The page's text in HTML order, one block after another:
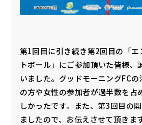
第1回目に引き続き第2回目の「エ
トボール」にご参加頂いた皆様、
いました。グッドモーニングFC
の方や女性の参加者が過半数を占
しかったです。また、第3回目の
ましたので、お伝えさせて頂きます